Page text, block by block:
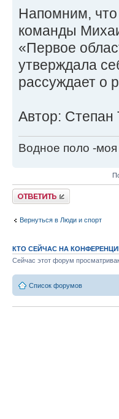
Напомним, что
команды
«Первое
утверждала
рассуждает о
Автор:
Водное поло -моя
Ответить
Вернуться в Люди и спорт
КТО СЕЙЧАС НА
Сейчас этот форум
Список форумов